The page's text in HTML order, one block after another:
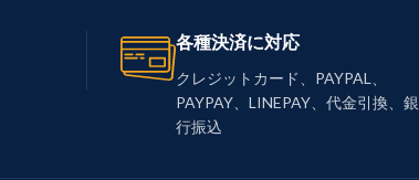
各種決済に対応
クレジットカード、PAYPAL、
PAYPAY、LINEPAY、代金引換、銀
行振込